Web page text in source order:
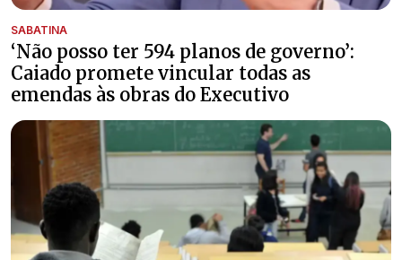
SABATINA
‘Não posso ter 594 planos de governo’:
Caiado promete vincular todas as
emendas às obras do Executivo